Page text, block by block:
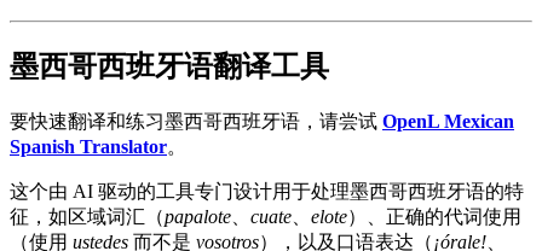
墨西哥西班牙语翻译工具
要快速翻译和练习墨西哥西班牙语，请尝试 OpenL Mexican
Spanish Translator。
这个由 AI 驱动的工具专门设计用于处理墨西哥西班牙语的特
征，如区域词汇（papalote cuate elote）、正确的代词使用
（使用 ustedes 而不是 vosotros），以及口语表达（ ¡órale!